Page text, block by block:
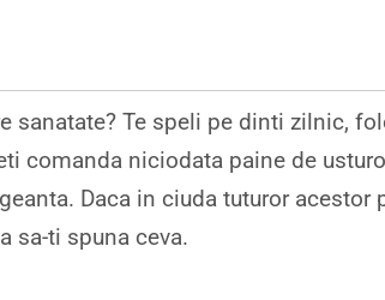
sanatate? Te speli pe dinti zilnic,
comanda niciodata paine de
Daca in ciuda tuturor
sa-ti spuna ceva.